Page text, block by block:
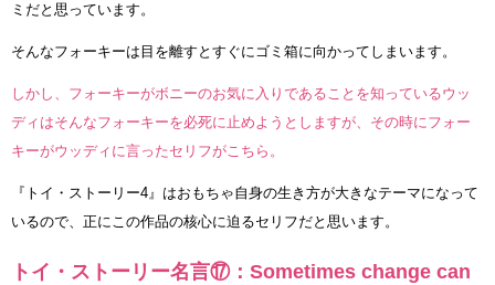
ミだと思っています。
そんなフォーキーは目を離すとすぐにゴミ箱に向かってしまいます。
しかし、フォーキーがボニーのお気に入りであることを知っているウッ
ディはそんなフォーキーを必死に止めようとしますが、その時にフォー
キーがウッディに言ったセリフがこちら。
『トイ・ストーリー4』はおもちゃ自身の生き方が大きなテーマになって
いるので、正にこの作品の核心に迫るセリフだと思います。
トイ・ストーリー名言⑰：Sometimes change can